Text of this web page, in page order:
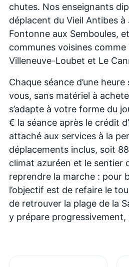
chutes. Nos enseignants
déplacent du Vieil Antibes à
Fontonne aux Semboules,
communes voisines comme
Villeneuve-Loubet et Le
Chaque séance d’une
vous, sans matériel à
s’adapte à votre forme du
€ la séance après le crédit
attaché aux services à la
déplacements inclus, soit
climat azuréen et le sentier
reprendre la marche : pour
l’objectif est de refaire le
de retrouver la plage de la
y prépare progressivement,